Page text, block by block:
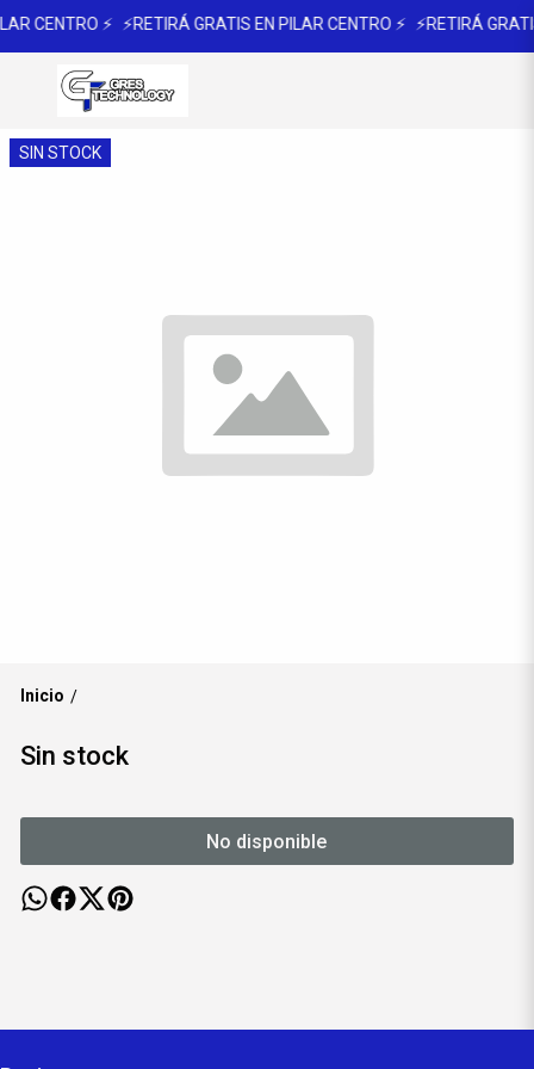
CENTRO ⚡ ⚡RETIRÁ GRATIS EN PILAR CENTRO ⚡ ⚡RETIRÁ
SIN STOCK
Inicio /
Sin stock
No disponible